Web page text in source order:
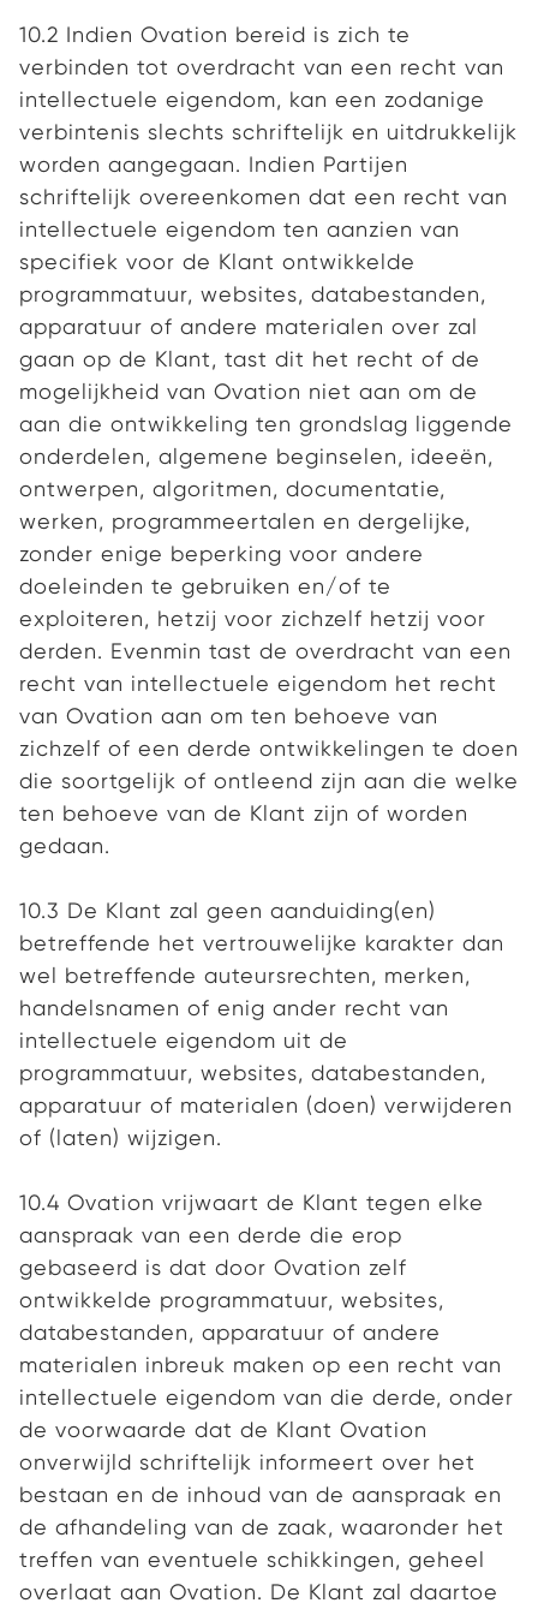
10.2 Indien Ovation bereid is zich te
verbinden tot overdracht van een recht van
intellectuele eigendom, kan een zodanige
verbintenis slechts schriftelijk en uitdrukkelijk
worden aangegaan. Indien Partijen
schriftelijk overeenkomen dat een recht van
intellectuele eigendom ten aanzien van
specifiek voor de Klant ontwikkelde
programmatuur, websites, databestanden,
apparatuur of andere materialen over zal
gaan op de Klant, tast dit het recht of de
mogelijkheid van Ovation niet aan om de
aan die ontwikkeling ten grondslag liggende
onderdelen, algemene beginselen, ideeën,
ontwerpen, algoritmen, documentatie,
werken, programmeertalen en dergelijke,
zonder enige beperking voor andere
doeleinden te gebruiken en/of te
exploiteren, hetzij voor zichzelf hetzij voor
derden. Evenmin tast de overdracht van een
recht van intellectuele eigendom het recht
van Ovation aan om ten behoeve van
zichzelf of een derde ontwikkelingen te doen
die soortgelijk of ontleend zijn aan die welke
ten behoeve van de Klant zijn of worden
gedaan.
10.3 De Klant zal geen aanduiding(en)
betreffende het vertrouwelijke karakter dan
wel betreffende auteursrechten, merken,
handelsnamen of enig ander recht van
intellectuele eigendom uit de
programmatuur, websites, databestanden,
apparatuur of materialen (doen) verwijderen
of (laten) wijzigen.
10.4 Ovation vrijwaart de Klant tegen elke
aanspraak van een derde die erop
gebaseerd is dat door Ovation zelf
ontwikkelde programmatuur, websites,
databestanden, apparatuur of andere
materialen inbreuk maken op een recht van
intellectuele eigendom van die derde, onder
de voorwaarde dat de Klant Ovation
onverwijld schriftelijk informeert over het
bestaan en de inhoud van de aanspraak en
de afhandeling van de zaak, waaronder het
treffen van eventuele schikkingen, geheel
overlaat aan Ovation. De Klant zal daartoe